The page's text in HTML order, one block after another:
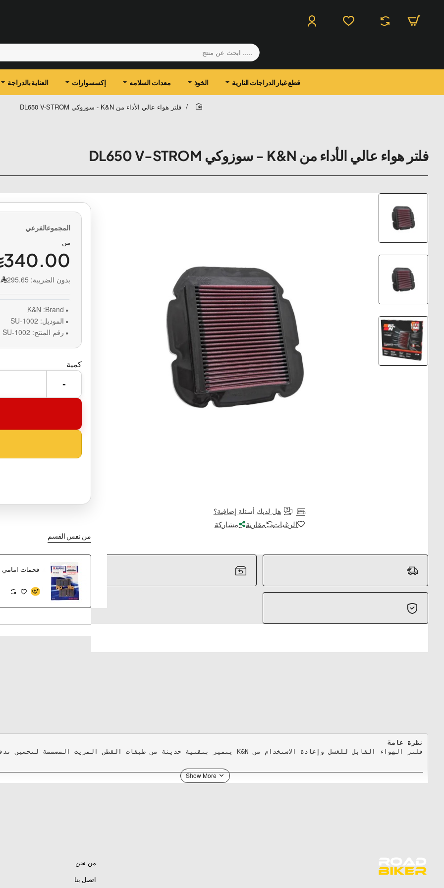
.....
ابحث
عن
منتج
قطع غيار الدراجات النارية الخوذ معدات السلامه إكسسوارات العناية بالدراجة
فلتر هواء عالي الأداء من K&N - سوزوكي DL650 V-STROM
فلتر هواء عالي الأداء من K&N - سوزوكي DL650 V-STROM
هل لديك أسئلة إضافية؟
الرغبات مقارنة مشاركة
من
340.00
بدون الضريبة: 295.65
Brand:
K&N
الموديل: SU-1002
رقم المنتج: SU-1002
من نفس القسم
نظرة عامة
فلتر الهواء القابل للغسل وإعادة الاستخدام من K&N يتميز بتقنية حديثة من طبقات القطن المزيت المصممة لتحسين تدفق الهواء والتقاط الملوثات، مما يعزز الأداء ويزيد من القوة الحصانية. مصمم ليُستخدم مدى عمر المركبة، ويتم تركيبه بسهولة في صندوق الهواء الأصلي للمركبة.
من نحن
اتصل بنا